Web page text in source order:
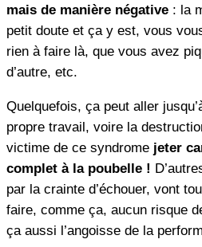
mais de manière négative : la
petit doute et ça y est, vous
rien à faire là, que vous avez
d’autre, etc.
Quelquefois, ça peut aller
propre travail, voire la
victime de ce syndrome jeter
complet à la poubelle !
par la crainte d’échouer, vont
faire, comme ça, aucun risque
ça aussi l’angoisse de la